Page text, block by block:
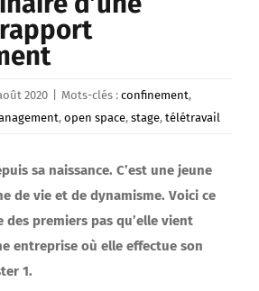
2020 Mots-clés : confinement,
, open space, stage, télétravail
sa naissance. C’est une jeune
de vie et de dynamisme. Voici ce
des premiers pas qu’elle vient
entreprise où elle effectue son
1.